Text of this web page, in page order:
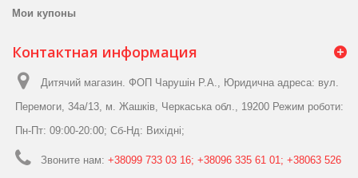
Мои купоны
Контактная информация
Дитячий магазин. ФОП Чарушін Р.А., Юридична адреса: вул.
Перемоги, 34а/13, м. Жашків, Черкаська обл., 19200 Режим роботи:
Пн-Пт: 09:00-20:00; Сб-Нд: Вихідні;
Звоните нам: +38099 733 03 16; +38096 335 61 01; +38063 526